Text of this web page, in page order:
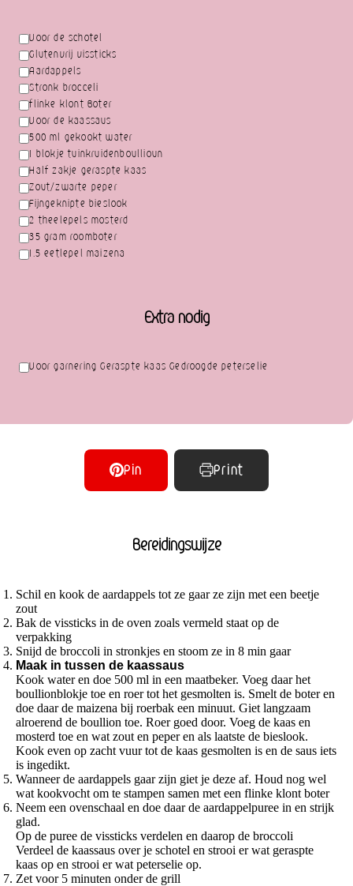
Voor de schotel
Glutenvrij vissticks
Aardappels
Stronk brocceli
flinke klont Boter
Voor de kaassaus
500 ml gekookt water
1 blokje tuinkruidenboullioun
Half zakje geraspte kaas
Zout/zwarte peper
Fijngeknipte bieslook
2 theelepels mosterd
35 gram roomboter
1.5 eetlepel maizena
Extra nodig
Voor garnering Geraspte kaas Gedroogde peterselie
Pin Print
Bereidingswijze
Schil en kook de aardappels tot ze gaar ze zijn met een beetje
zout
Bak de vissticks in de oven zoals vermeld staat op de
verpakking
Snijd de broccoli in stronkjes en stoom ze in 8 min gaar
Maak in tussen de kaassaus
Kook water en doe 500 ml in een maatbeker. Voeg daar het
boullionblokje toe en roer tot het gesmolten is. Smelt de boter en
doe daar de maizena bij roerbak een minuut. Giet langzaam
alroerend de boullion toe. Roer goed door. Voeg de kaas en
mosterd toe en wat zout en peper en als laatste de bieslook.
Kook even op zacht vuur tot de kaas gesmolten is en de saus iets
is ingedikt.
Wanneer de aardappels gaar zijn giet je deze af. Houd nog wel
wat kookvocht om te stampen samen met een flinke klont boter
Neem een ovenschaal en doe daar de aardappelpuree in en strijk
glad.
Op de puree de vissticks verdelen en daarop de broccoli
Verdeel de kaassaus over je schotel en strooi er wat geraspte
kaas op en strooi er wat peterselie op.
Zet voor 5 minuten onder de grill